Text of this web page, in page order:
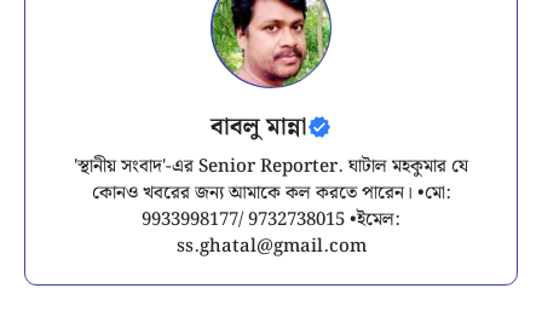
বাবলু মান্না
'স্থানীয় সংবাদ'-এর Senior Reporter. ঘাটাল মহকুমার যে
কোনও খবরের জন্য আমাকে কল করতে পারেন। •মো:
9933998177/ 9732738015 •ইমেল:
ss.ghatal@gmail.com